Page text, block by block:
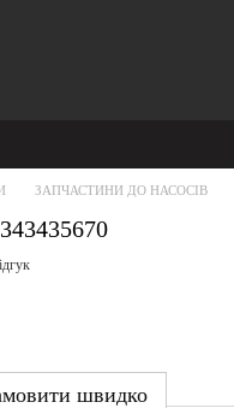
ЗАПЧАСТИНИ ДО НАСОСІВ
швидко